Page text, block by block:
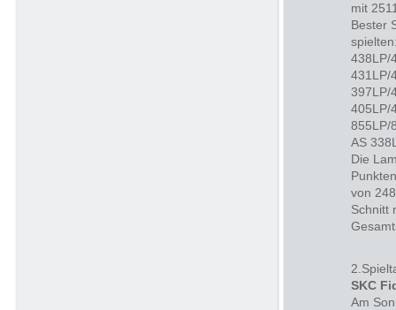
mit
Bester
438LP/
431LP/
397LP/
405LP/
855LP/
AS
Die
von
Schnitt
SKC
Am